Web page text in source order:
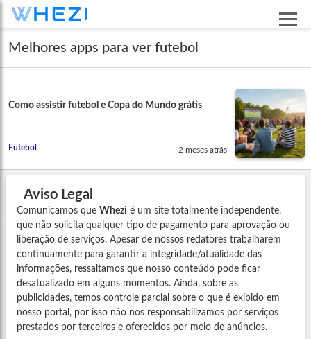
Melhores apps para ver futebol
Como assistir futebol e Copa do Mundo grátis
Futebol 2 meses atrás
Aviso Legal
Comunicamos que Whezi é um site totalmente independente,
que não solicita qualquer tipo de pagamento para aprovação ou
liberação de serviços. Apesar de nossos redatores trabalharem
continuamente para garantir a integridade/atualidade das
informações, ressaltamos que nosso conteúdo pode ficar
desatualizado em alguns momentos. Ainda, sobre as
publicidades, temos controle parcial sobre o que é exibido em
nosso portal, por isso não nos responsabilizamos por serviços
prestados por terceiros e oferecidos por meio de anúncios.